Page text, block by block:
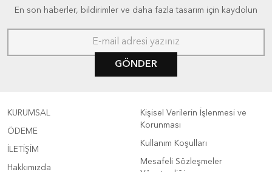
En son haberler, bildirimler ve daha fazla tasarım için kaydolun
GÖNDER
KURUMSAL
ÖDEME
İLETİŞİM
Hakkımızda
Kişisel Verilerin İşlenmesi ve
Korunması
Kullanım Koşulları
Mesafeli Sözleşmeler